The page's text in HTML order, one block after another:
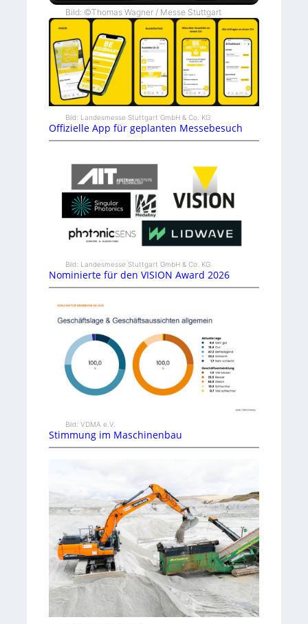
Bild: ©Thomas Wagner / Messe Stuttgart
Bild: Landesmesse Stuttgart GmbH & Co. KG
Offizielle App für geplanten Messebesuch
Bild: Landesmesse Stuttgart GmbH & Co. KG
Nominierte für den VISION Award 2026
Bild: VDMA e.V.
Stimmung im Maschinenbau